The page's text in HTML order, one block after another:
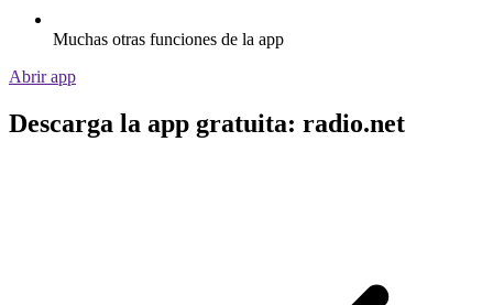
Muchas otras funciones de la app
Abrir app
Descarga la app gratuita: radio.net